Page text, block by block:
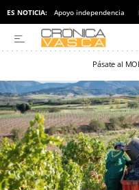
ES NOTICIA: Apoyo independencia
Pásate al